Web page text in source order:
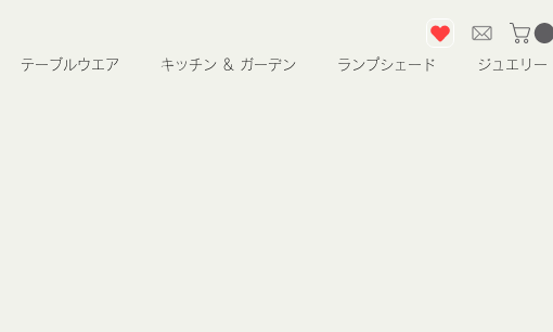
テーブルウエア キッチン ＆ ガーデン ランプシェード ジュエリー